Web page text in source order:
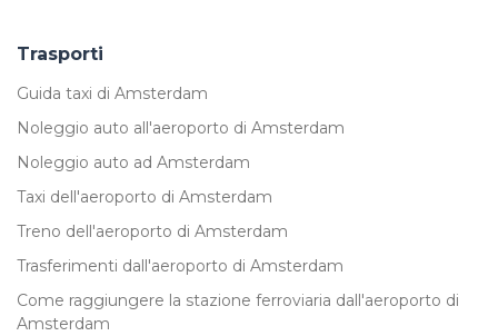
Trasporti
Guida taxi di Amsterdam
Noleggio auto all'aeroporto di Amsterdam
Noleggio auto ad Amsterdam
Taxi dell'aeroporto di Amsterdam
Treno dell'aeroporto di Amsterdam
Trasferimenti dall'aeroporto di Amsterdam
Come raggiungere la stazione ferroviaria dall'aeroporto di
Amsterdam